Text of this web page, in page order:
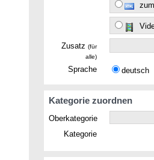
Zusatz (für
alle)
Sprache deutsch
Kategorie zuordnen
Oberkategorie
Kategorie